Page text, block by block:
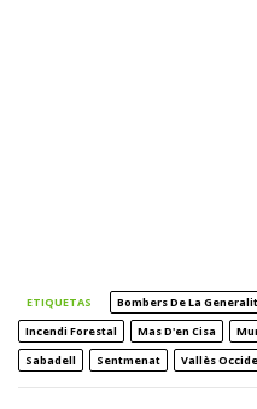
ETIQUETAS Bombers De La
Incendi Forestal
Mas D'en Cisa
Sabadell
Sentmenat Vallès